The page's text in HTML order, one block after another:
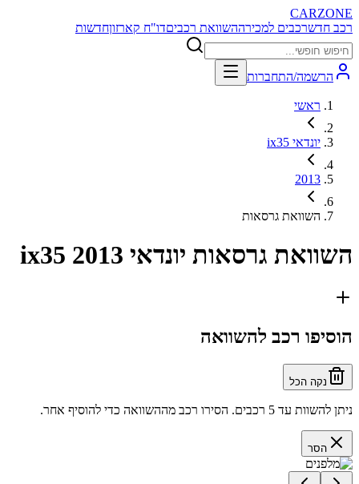
CARZONE
רכב חדשרכבים למכירההשוואת רכביםדו"ח קארזוןחדשות
הרשמה/התחברות
ראשי
יונדאי ix35
2013
השוואת גרסאות
השוואת גרסאות יונדאי ix35 2013
הוסיפו רכב להשוואה
נקה הכל
ניתן להשוות עד 5 רכבים. הסירו רכב מההשוואה כדי להוסיף אחר.
הסר